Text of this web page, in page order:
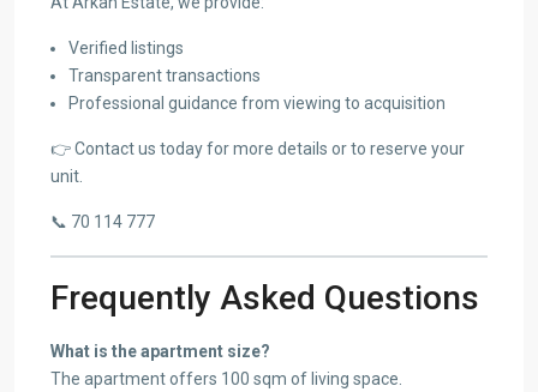
Verified listings
Transparent transactions
Professional guidance from viewing to acquisition
👉 Contact us today for more details or to reserve your
unit.
📞 70 114 777
Frequently Asked Questions
What is the apartment size?
The apartment offers 100 sqm of living space.